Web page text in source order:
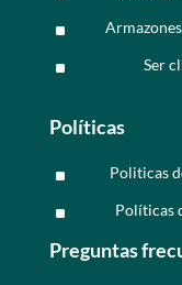
^
^ Ser
Políticas
^ Politicas
^ Políticas
Preguntas